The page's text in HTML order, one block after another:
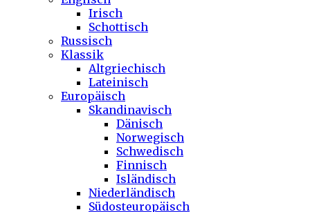
Irisch
Schottisch
Russisch
Klassik
Altgriechisch
Lateinisch
Europäisch
Skandinavisch
Dänisch
Norwegisch
Schwedisch
Finnisch
Isländisch
Niederländisch
Südosteuropäisch